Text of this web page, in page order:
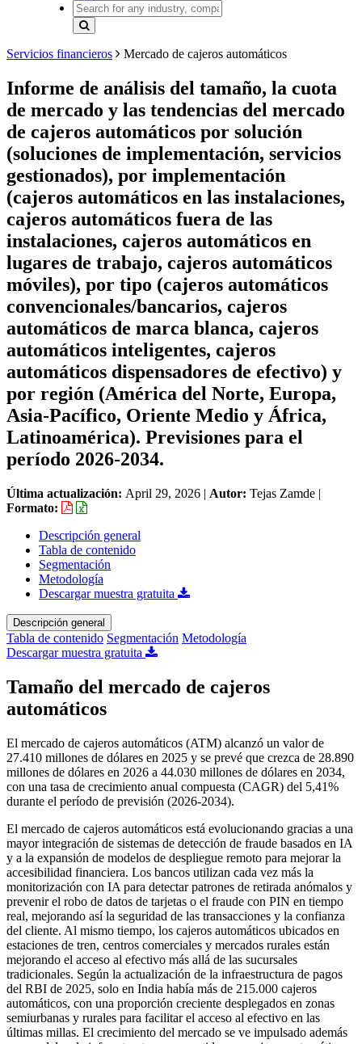
Servicios financieros Mercado de cajeros automáticos
Informe de análisis del tamaño, la cuota
de mercado y las tendencias del mercado
de cajeros automáticos por solución
(soluciones de implementación, servicios
gestionados), por implementación
(cajeros automáticos en las instalaciones,
cajeros automáticos fuera de las
instalaciones, cajeros automáticos en
lugares de trabajo, cajeros automáticos
móviles), por tipo (cajeros automáticos
convencionales/bancarios, cajeros
automáticos de marca blanca, cajeros
automáticos inteligentes, cajeros
automáticos dispensadores de efectivo) y
por región (América del Norte, Europa,
Asia-Pacífico, Oriente Medio y África,
Latinoamérica). Previsiones para el
período 2026-2034.
Última actualización: April 29, 2026 | Autor: Tejas Zamde |
Formato:
Descripción general
Tabla de contenido
Segmentación
Metodología
Descargar muestra gratuita
Descripción general
Tabla de contenido Segmentación Metodología
Descargar muestra gratuita
Tamaño del mercado de cajeros
automáticos
El mercado de cajeros automáticos (ATM) alcanzó un valor de
27.410 millones de dólares en 2025 y se prevé que crezca de 28.890
millones de dólares en 2026 a 44.030 millones de dólares en 2034,
con una tasa de crecimiento anual compuesta (CAGR) del 5,41%
durante el período de previsión (2026-2034).
El mercado de cajeros automáticos está evolucionando gracias a una
mayor integración de sistemas de detección de fraude basados ​​en IA
y a la expansión de modelos de despliegue remoto para mejorar la
accesibilidad financiera. Los bancos utilizan cada vez más la
monitorización con IA para detectar patrones de retirada anómalos y
prevenir el robo de datos de tarjetas o el fraude con PIN en tiempo
real, mejorando así la seguridad de las transacciones y la confianza
del cliente. Al mismo tiempo, los cajeros automáticos ubicados en
estaciones de tren, centros comerciales y mercados rurales están
mejorando el acceso al efectivo más allá de las sucursales
tradicionales. Según la actualización de la infraestructura de pagos
del RBI de 2025, solo en India había más de 215.000 cajeros
automáticos, con una proporción creciente desplegados en zonas
semiurbanas y rurales para facilitar el acceso al efectivo en las
últimas millas. El crecimiento del mercado se ve impulsado además